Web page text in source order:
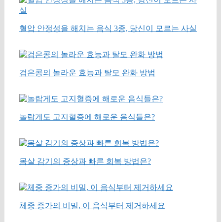
혈압 안정성을 해치는 음식 3종, 당신이 모르는 사실
검은콩의 놀라운 효능과 탈모 완화 방법
놀랍게도 고지혈증에 해로운 음식들은?
몸살 감기의 증상과 빠른 회복 방법은?
체중 증가의 비밀, 이 음식부터 제거하세요